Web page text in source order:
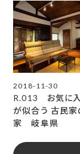
2018-11-30
R.013 お気に
が似合う 古民家
家 岐阜県